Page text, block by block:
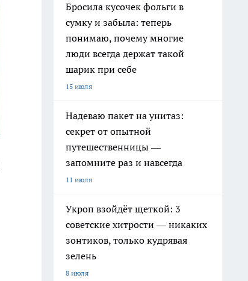
Бросила кусочек фольги в
сумку и забыла: теперь
понимаю, почему многие
люди всегда держат такой
шарик при себе
15 июля
Надеваю пакет на унитаз:
секрет от опытной
путешественницы —
запомните раз и навсегда
11 июля
Укроп взойдёт щеткой: 3
советские хитрости — никаких
зонтиков, только кудрявая
зелень
8 июля